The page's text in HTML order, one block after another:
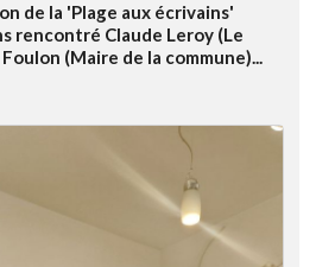
de la 'Plage aux écrivains'
rencontré Claude Leroy (Le
(Maire de la commune)...